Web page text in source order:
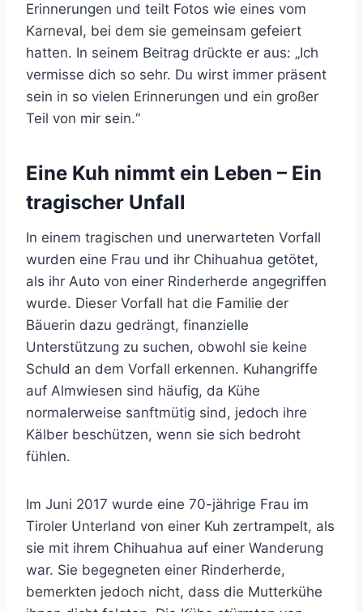
Erinnerungen und teilt Fotos wie eines vom
Karneval, bei dem sie gemeinsam gefeiert
hatten. In seinem Beitrag drückte er aus: „Ich
vermisse dich so sehr. Du wirst immer präsent
sein in so vielen Erinnerungen und ein großer
Teil von mir sein.“
Eine Kuh nimmt ein Leben – Ein
tragischer Unfall
In einem tragischen und unerwarteten Vorfall
wurden eine Frau und ihr Chihuahua getötet,
als ihr Auto von einer Rinderherde angegriffen
wurde. Dieser Vorfall hat die Familie der
Bäuerin dazu gedrängt, finanzielle
Unterstützung zu suchen, obwohl sie keine
Schuld an dem Vorfall erkennen. Kuhangriffe
auf Almwiesen sind häufig, da Kühe
normalerweise sanftmütig sind, jedoch ihre
Kälber beschützen, wenn sie sich bedroht
fühlen.
Im Juni 2017 wurde eine 70-jährige Frau im
Tiroler Unterland von einer Kuh zertrampelt, als
sie mit ihrem Chihuahua auf einer Wanderung
war. Sie begegneten einer Rinderherde,
bemerkten jedoch nicht, dass die Mutterkühe